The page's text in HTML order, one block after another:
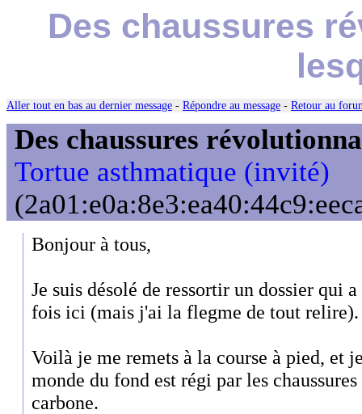
Des chaussures
Aller tout en bas au dernier message - Répondre au message - Retour au
Des chaussures
Tortue asthmatique (invité)
Bonjour à tous,
Je suis désolé de ressortir un dossier qui
fois ici (mais j'ai la flegme de tout relire).
Voilà je me remets à la course à pied, et
monde du fond est régi par les
carbone.